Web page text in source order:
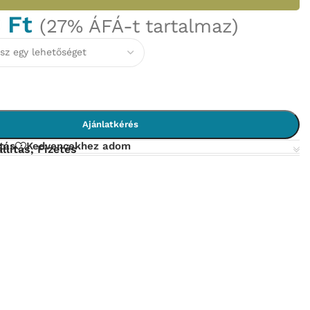
Ft (27% ÁFÁ-t tartalmaz)
Ajánlatkérés
Kedvencekhez adom
Fizetés